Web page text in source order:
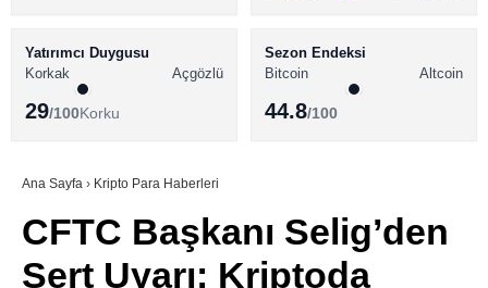
Youtube
TikTok
BİTCOİN HABERLERİ
ALTCOİN HABERLERİ
SÖZLÜK
Yatırımcı Duygusu
Korkak
Açgözlü
29/100Korku
Sezon Endeksi
Bitcoin
Altcoin
44.8/100
Ana Sayfa › Kripto Para Haberleri
CFTC Başkanı Selig’den
Sert Uyarı: Kriptoda